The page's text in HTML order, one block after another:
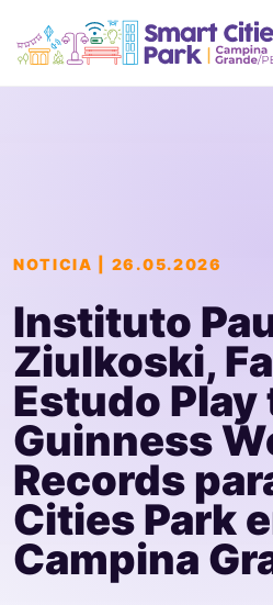
Convocação
Certificados
Programação
Inscrição de Cases
NOTICIA | 26.05.2026
Instituto
Ziulkoski,
Estudo Play
Guinness
Records
Cities Park
Campina